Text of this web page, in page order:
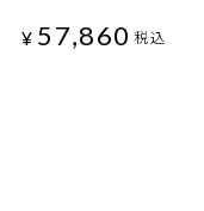
¥ 57,860 税込